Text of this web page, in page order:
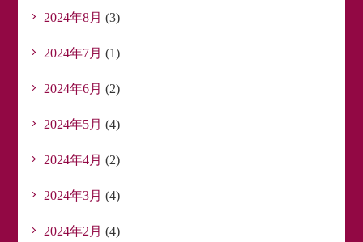
2024年8月 (3)
2024年7月 (1)
2024年6月 (2)
2024年5月 (4)
2024年4月 (2)
2024年3月 (4)
2024年2月 (4)